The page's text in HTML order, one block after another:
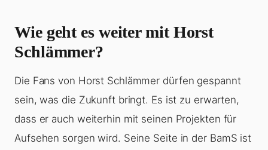
Wie geht es weiter mit Horst
Schlämmer?
Die Fans von Horst Schlämmer dürfen gespannt
sein, was die Zukunft bringt. Es ist zu erwarten,
dass er auch weiterhin mit seinen Projekten für
Aufsehen sorgen wird. Seine Seite in der BamS ist